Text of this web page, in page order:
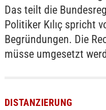
Das teilt die
Politiker Kılıç spricht
Begründungen. Die
müsse umgesetzt
DISTANZIERUNG